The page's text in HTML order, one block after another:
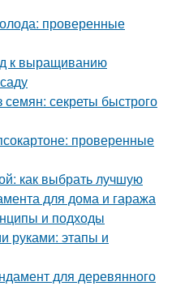
проверенные
к выращиванию
секреты быстрого
проверенные
как выбрать лучшую
для дома и гаража
и подходы
руками: этапы и
для деревянного